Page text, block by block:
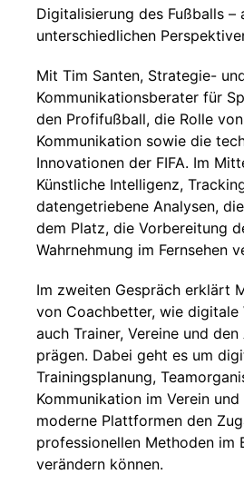
Digitalisierung des Fußballs –
unterschiedlichen
Mit Tim Santen, Strategie-
Kommunikationsberater für
den Profifußball, die Rolle
Kommunikation sowie die
Innovationen der FIFA. Im
Künstliche Intelligenz,
datengetriebene Analysen,
dem Platz, die Vorbereitung
Wahrnehmung im Fernsehen
Im zweiten Gespräch erklärt
von Coachbetter, wie digitale
auch Trainer, Vereine und
prägen. Dabei geht es um
Trainingsplanung,
Kommunikation im Verein
moderne Plattformen den
professionellen Methoden im
verändern können.